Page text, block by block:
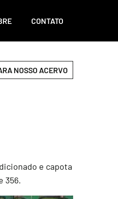
CONTATO
NOSSO ACERVO
e capota
356.